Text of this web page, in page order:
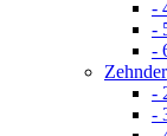
-
-
-
Zehnder
-
-